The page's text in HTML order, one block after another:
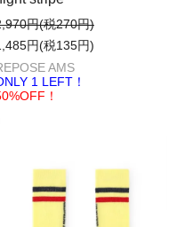
円(税270円)
円(税135円)
AMS
1 LEFT！
！